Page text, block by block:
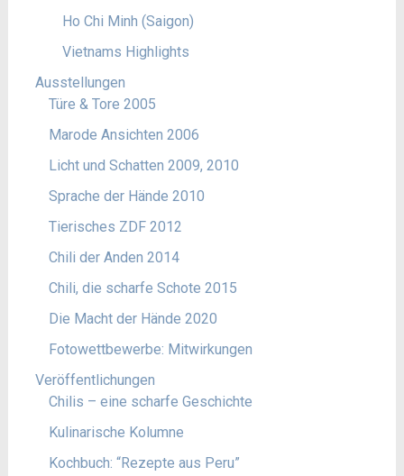
Ho Chi Minh (Saigon)
Vietnams Highlights
Ausstellungen
Türe & Tore 2005
Marode Ansichten 2006
Licht und Schatten 2009, 2010
Sprache der Hände 2010
Tierisches ZDF 2012
Chili der Anden 2014
Chili, die scharfe Schote 2015
Die Macht der Hände 2020
Fotowettbewerbe: Mitwirkungen
Veröffentlichungen
Chilis – eine scharfe Geschichte
Kulinarische Kolumne
Kochbuch: “Rezepte aus Peru”